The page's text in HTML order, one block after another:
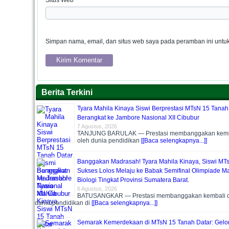
Simpan nama, email, dan situs web saya pada peramban ini
Berita Terkini
Tyara Mahila Kinaya Siswi Berprestasi MTsN 15
Berangkat ke Jambore Nasional XII Cibubur
7 Agustus, 2026
TANJUNG BARULAK — Prestasi membanggakan
oleh dunia pendidikan [[Baca selengkapnya...]]
Banggakan Madrasah! Tyara Mahila Kinaya, Siswi
Sukses Lolos Melaju ke Babak Semifinal Olimpiade
Biologi Tingkat Provinsi Sumatera Barat.
6 Agustus, 2026
BATUSANGKAR — Prestasi membanggakan kembali
dunia pendidikan di [[Baca selengkapnya...]]
Semarak Kemerdekaan di MTsN 15 Tanah Datar: